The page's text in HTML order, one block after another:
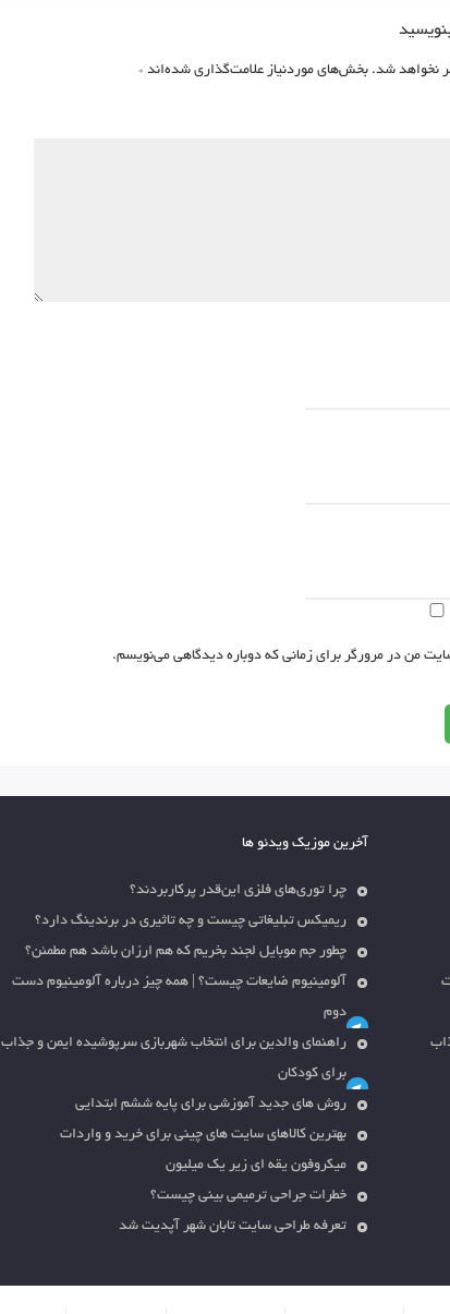
نخواهد شد. بخش‌های موردنیاز علامت‌گذاری شده‌اند *
من در مرورگر برای زمانی که دوباره دیدگاهی می‌نویسم.
آخرین موزیک ویدئو ها
چرا توری‌های فلزی این‌قدر پرکاربردند؟
ریمیکس تبلیغاتی چیست و چه تاثیری در برندینگ دارد؟
چطور جم موبایل لجند بخریم که هم ارزان باشد هم مطمئن؟
آلومینیوم ضایعات چیست؟ | همه چیز درباره آلومینیوم دست
دوم
راهنمای والدین برای انتخاب شهربازی سرپوشیده ایمن و جذاب
برای کودکان
روش های جدید آموزشی برای پایه ششم ابتدایی
بهترین کالاهای سایت های چینی برای خرید و واردات
میکروفون یقه ای زیر یک میلیون
خطرات جراحی ترمیمی بینی چیست؟
تعرفه طراحی سایت تابان شهر آپدیت شد